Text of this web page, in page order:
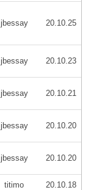
jbessay 20.10.25
jbessay 20.10.23
jbessay 20.10.21
jbessay 20.10.20
jbessay 20.10.20
titimo 20.10.18